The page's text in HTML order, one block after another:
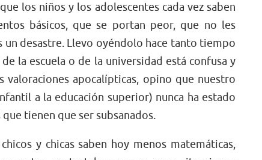
los niños y los adolescentes cada vez saben
básicos, que se portan peor, que no les
desastre. Llevo oyéndolo hace tanto tiempo
la escuela o de la universidad está confusa y
valoraciones apocalípticas, opino que nuestro
a la educación superior) nunca ha estado
tienen que ser subsanados.
y chicas saben hoy menos matemáticas,